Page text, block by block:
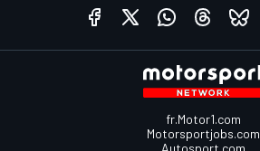
fr.Motor1.com
Motorsportjobs.com
Autosport.com